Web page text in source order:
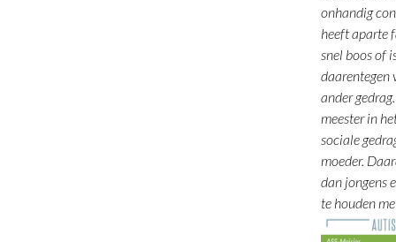
onhandig
heeft aparte
snel boos of
daarentegen
ander
meester in
sociale
moeder.
dan jongens
te houden